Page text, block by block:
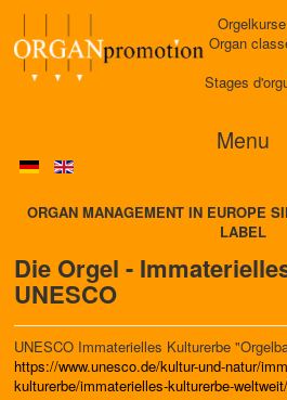
Organ
Stages
Menu
ORGAN MANAGEMENT IN EUROPE
LABEL
Die Orgel -
UNESCO
UNESCO Immaterielles Kulturerbe
https://www.unesco.de/kultur-und-natur/
kulturerbe/immaterielles-kulturerbe-